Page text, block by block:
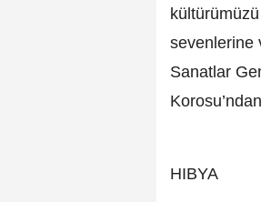
sevenlerine
Sanatlar
HIBYA